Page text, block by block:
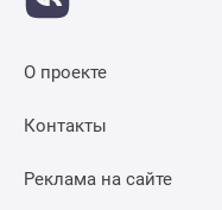
О проекте
Контакты
Реклама на сайте